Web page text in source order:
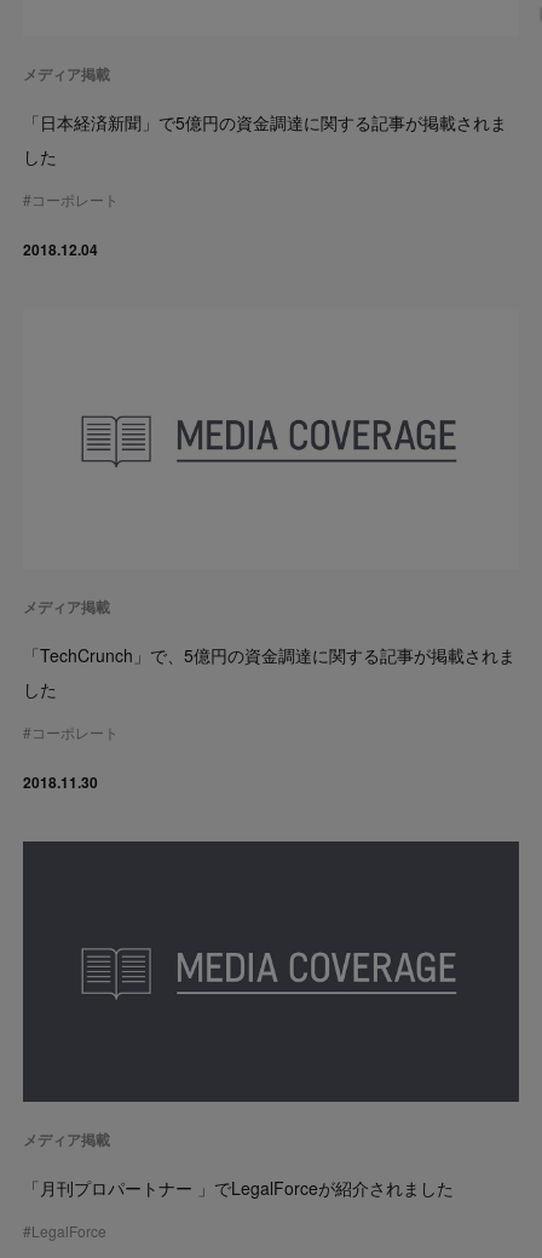
メディア掲載
「日本経済新聞」で5億円の資金調達に関する記事が掲載されま
した
#コーポレート
2018.12.04
メディア掲載
「TechCrunch」で、5億円の資金調達に関する記事が掲載されま
した
#コーポレート
2018.11.30
メディア掲載
「月刊プロパートナー 」でLegalForceが紹介されました
#LegalForce